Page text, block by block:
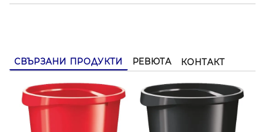
СВЪРЗАНИ ПРОДУКТИ РЕВЮТА КОНТАКТ